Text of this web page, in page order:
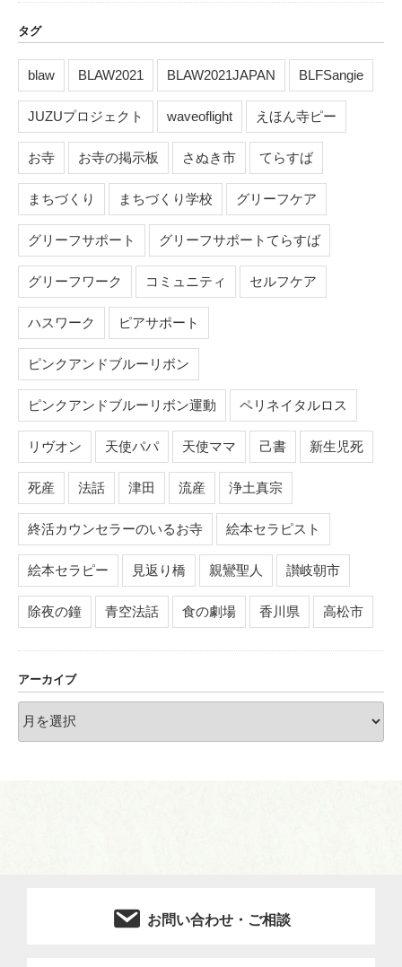
タグ
blaw BLAW2021 BLAW2021JAPAN BLFSangie
JUZUプロジェクト waveoflight えほん寺ピー
お寺 お寺の掲示板 さぬき市 てらすば
まちづくり まちづくり学校 グリーフケア
グリーフサポート グリーフサポートてらすば
グリーフワーク コミュニティ セルフケア
ハスワーク ピアサポート
ピンクアンドブルーリボン
ピンクアンドブルーリボン運動 ペリネイタルロス
リヴオン 天使パパ 天使ママ 己書 新生児死
死産 法話 津田 流産 浄土真宗
終活カウンセラーのいるお寺 絵本セラピスト
絵本セラピー 見返り橋 親鸞聖人 讃岐朝市
除夜の鐘 青空法話 食の劇場 香川県 高松市
アーカイブ
ー
お問い合わせ・ご相談